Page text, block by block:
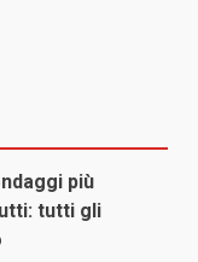
più
tutti gli